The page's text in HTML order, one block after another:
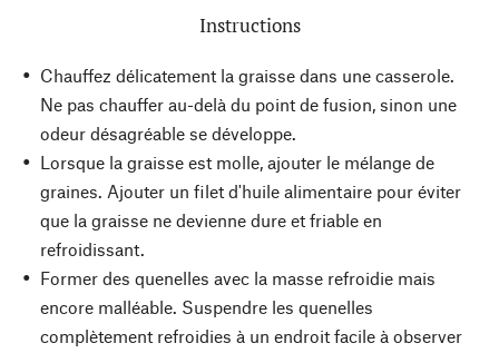
Instructions
Chauffez délicatement la graisse dans une casserole.
Ne pas chauffer au-delà du point de fusion, sinon une
odeur désagréable se développe.
Lorsque la graisse est molle, ajouter le mélange de
graines. Ajouter un filet d'huile alimentaire pour éviter
que la graisse ne devienne dure et friable en
refroidissant.
Former des quenelles avec la masse refroidie mais
encore malléable. Suspendre les quenelles
complètement refroidies à un endroit facile à observer